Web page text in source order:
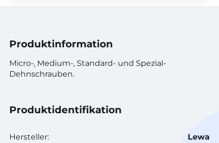
Produktinformation
Micro-, Medium-, Standard- und Spezial-
Dehnschrauben.
Produktidentifikation
Hersteller: Lewa